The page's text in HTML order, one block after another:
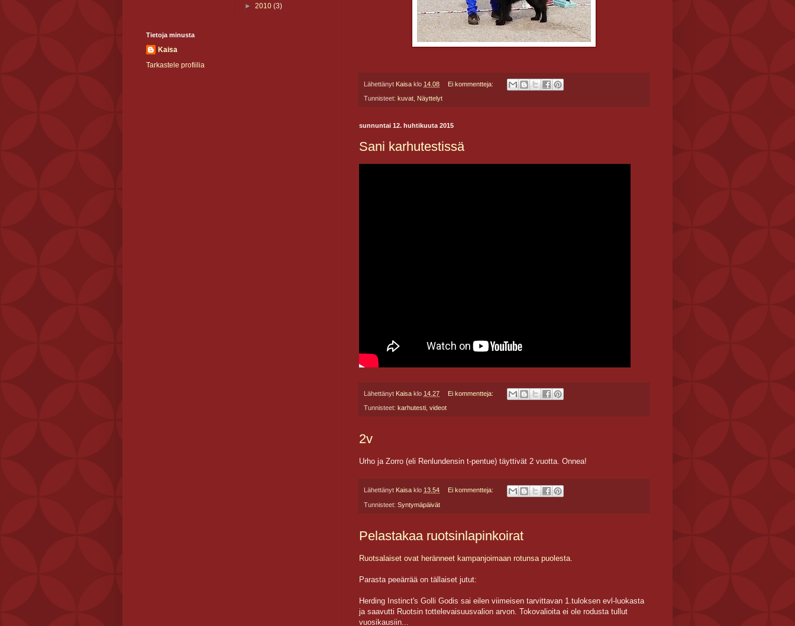
Lähettänyt Kaisa klo 14.08 Ei kommentteja:
Tunnisteet: kuvat Näyttelyt
sunnuntai 12. huhtikuuta 2015
Sani karhutestissä
Lähettänyt Kaisa klo 14.27 Ei kommentteja:
Tunnisteet: karhutesti videot
2v
Urho ja Zorro (eli Renlundensin t-pentue) täyttivät 2 vuotta. Onnea!
Lähettänyt Kaisa klo 13.54 Ei kommentteja:
Tunnisteet: Syntymäpäivät
Pelastakaa ruotsinlapinkoirat
Ruotsalaiset ovat heränneet kampanjoimaan rotunsa puolesta
Parasta peeärrää on tällaiset jutut:
Herding Instinct's Golli Godis sai eilen viimeisen tarvittavan 1.tuloksen evl-luokasta
ja saavutti Ruotsin tottelevaisuusvalion arvon. Tokovalioita ei ole rodusta tullut
vuosikausiin...
► 2010 (3)
Tietoja minusta
Kaisa
Tarkastele profiilia